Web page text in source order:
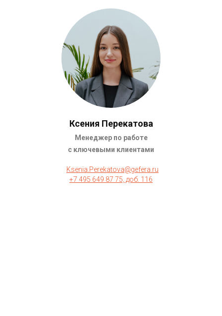
Ксения Перекатова
Менеджер по работе
с ключевыми клиентами
Ksenia.Perekatova@gefera.ru
+7 495 649 87 75, доб. 116